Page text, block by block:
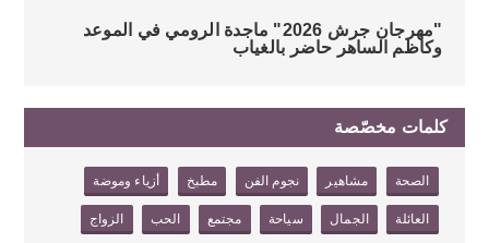
"مهرجان جرش 2026" ماجدة الرومي في الموعد
وكاظم الساهر حاضر بالغياب
كلمات مخصّصة
الصحة مشاهير نجوم الفن مطبخ أزياء وموضة
العائلة الجمال سياحة مجتمع الحب الزواج